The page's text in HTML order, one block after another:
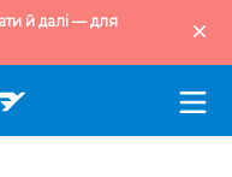
й далі — для